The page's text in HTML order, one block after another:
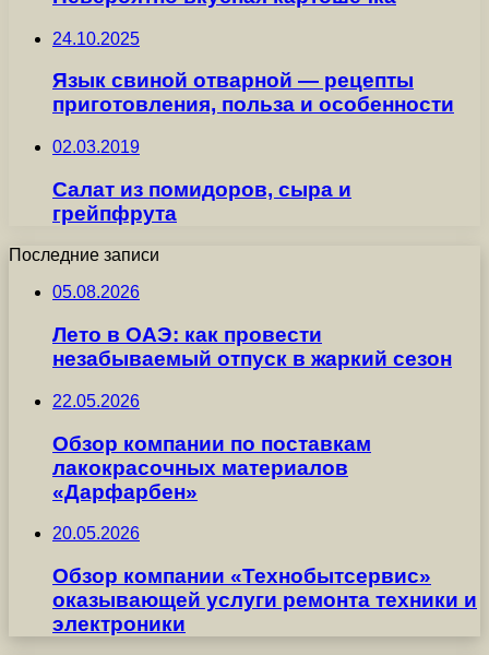
24.10.2025
Язык свиной отварной — рецепты
приготовления, польза и особенности
02.03.2019
Салат из помидоров, сыра и
грейпфрута
Последние записи
05.08.2026
Лето в ОАЭ: как провести
незабываемый отпуск в жаркий сезон
22.05.2026
Обзор компании по поставкам
лакокрасочных материалов
«Дарфарбен»
20.05.2026
Обзор компании «Технобытсервис»
оказывающей услуги ремонта техники и
электроники